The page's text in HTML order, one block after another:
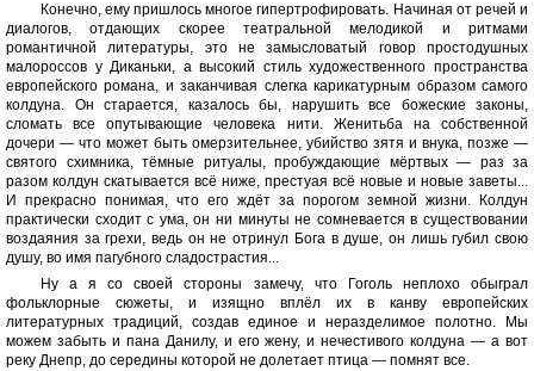
Конечно, ему пришлось многое гипертрофировать. Начиная от речей и
диалогов, отдающих скорее театральной мелодикой и ритмами
романтичной литературы, это не замысловатый говор простодушных
малороссов у Диканьки, а высокий стиль художественного пространства
европейского романа, и заканчивая слегка карикатурным образом самого
колдуна. Он старается, казалось бы, нарушить все божеские законы,
сломать все опутывающие человека нити. Женитьба на собственной
дочери — что может быть омерзительнее, убийство зятя и внука, позже —
святого схимника, тёмные ритуалы, пробуждающие мёртвых — раз за
разом колдун скатывается всё ниже, престуая всё новые и новые заветы...
И прекрасно понимая, что его ждёт за порогом земной жизни. Колдун
практически сходит с ума, он ни минуты не сомневается в существовании
воздаяния за грехи, ведь он не отринул Бога в душе, он лишь губил свою
душу, во имя пагубного сладострастия...
Ну а я со своей стороны замечу, что Гоголь неплохо обыграл
фольклорные сюжеты, и изящно вплёл их в канву европейских
литературных традиций, создав единое и неразделимое полотно. Мы
можем забыть и пана Данилу, и его жену, и нечестивого колдуна — а вот
реку Днепр, до середины которой не долетает птица — помнят все.